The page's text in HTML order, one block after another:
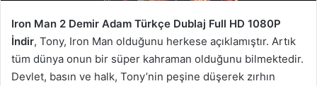
Iron Man 2 Demir Adam Türkçe Dublaj Full HD 1080P
İndir, Tony, Iron Man olduğunu herkese açıklamıştır. Artık
tüm dünya onun bir süper kahraman olduğunu bilmektedir.
Devlet, basın ve halk, Tony’nin peşine düşerek zırhın